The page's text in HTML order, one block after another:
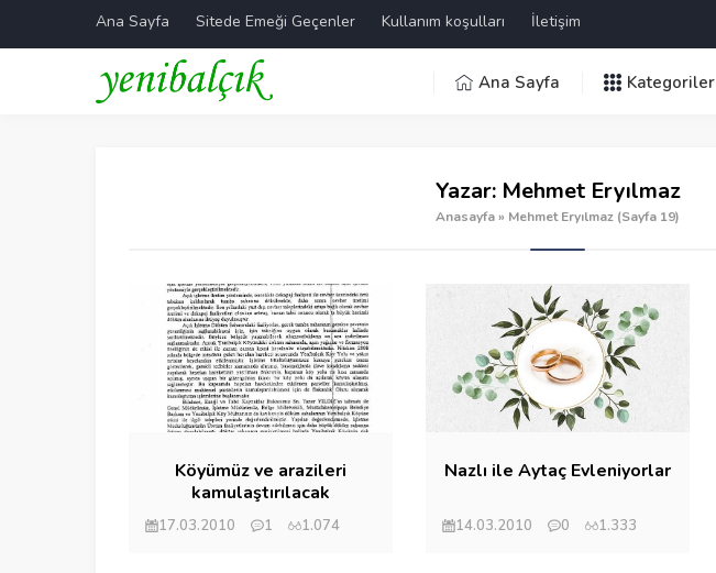
Ana Sayfa Sitede Emeği Geçenler Kullanım koşulları İletişim
Ana Sayfa Kategoriler
Yazar: Mehmet Eryılmaz
Anasayfa» Mehmet Eryılmaz (Sayfa 19)
Köyümüz ve arazileri
kamulaştırılacak
17.03.2010 1
1.074
Nazlı ile Aytaç Evleniyorlar
14.03.2010 0
1.333